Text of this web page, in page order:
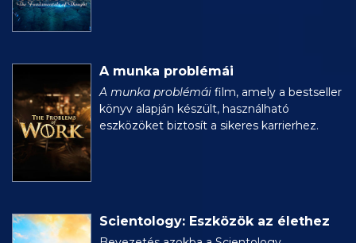
A munka problémái
A munka problémái film, amely a bestseller
könyv alapján készült, használható
eszközöket biztosít a sikeres karrierhez.
Scientology: Eszközök az élethez